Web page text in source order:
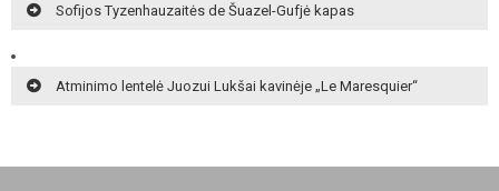
Sofijos Tyzenhauzaitės de Šuazel-Gufjė kapas
Atminimo lentelė Juozui Lukšai kavinėje „Le Maresquier“